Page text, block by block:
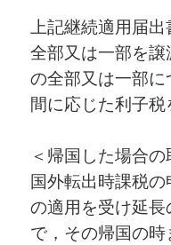
上記継続適用届
全部又は一部を
の全部又は一部
間に応じた利子
＜帰国した場合
国外転出時課税
の適用を受け延
で，その帰国の